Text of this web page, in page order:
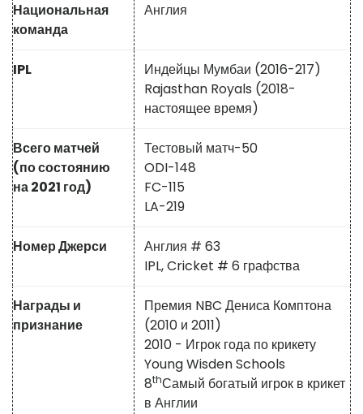
Национальная
команда
Англия
IPL
Индейцы Мумбаи (2016-217)
Rajasthan Royals (2018-
настоящее время)
Всего матчей
(по состоянию
на 2021 год)
Тестовый матч-50
ODI-148
FC-115
LA-219
Номер Джерси
Англия # 63
IPL, Cricket # 6 графства
Награды и
признание
Премия NBC Дениса Комптона
(2010 и 2011)
2010 - Игрок года по крикету
Young Wisden Schools
8thСамый богатый игрок в крикет
в Англии